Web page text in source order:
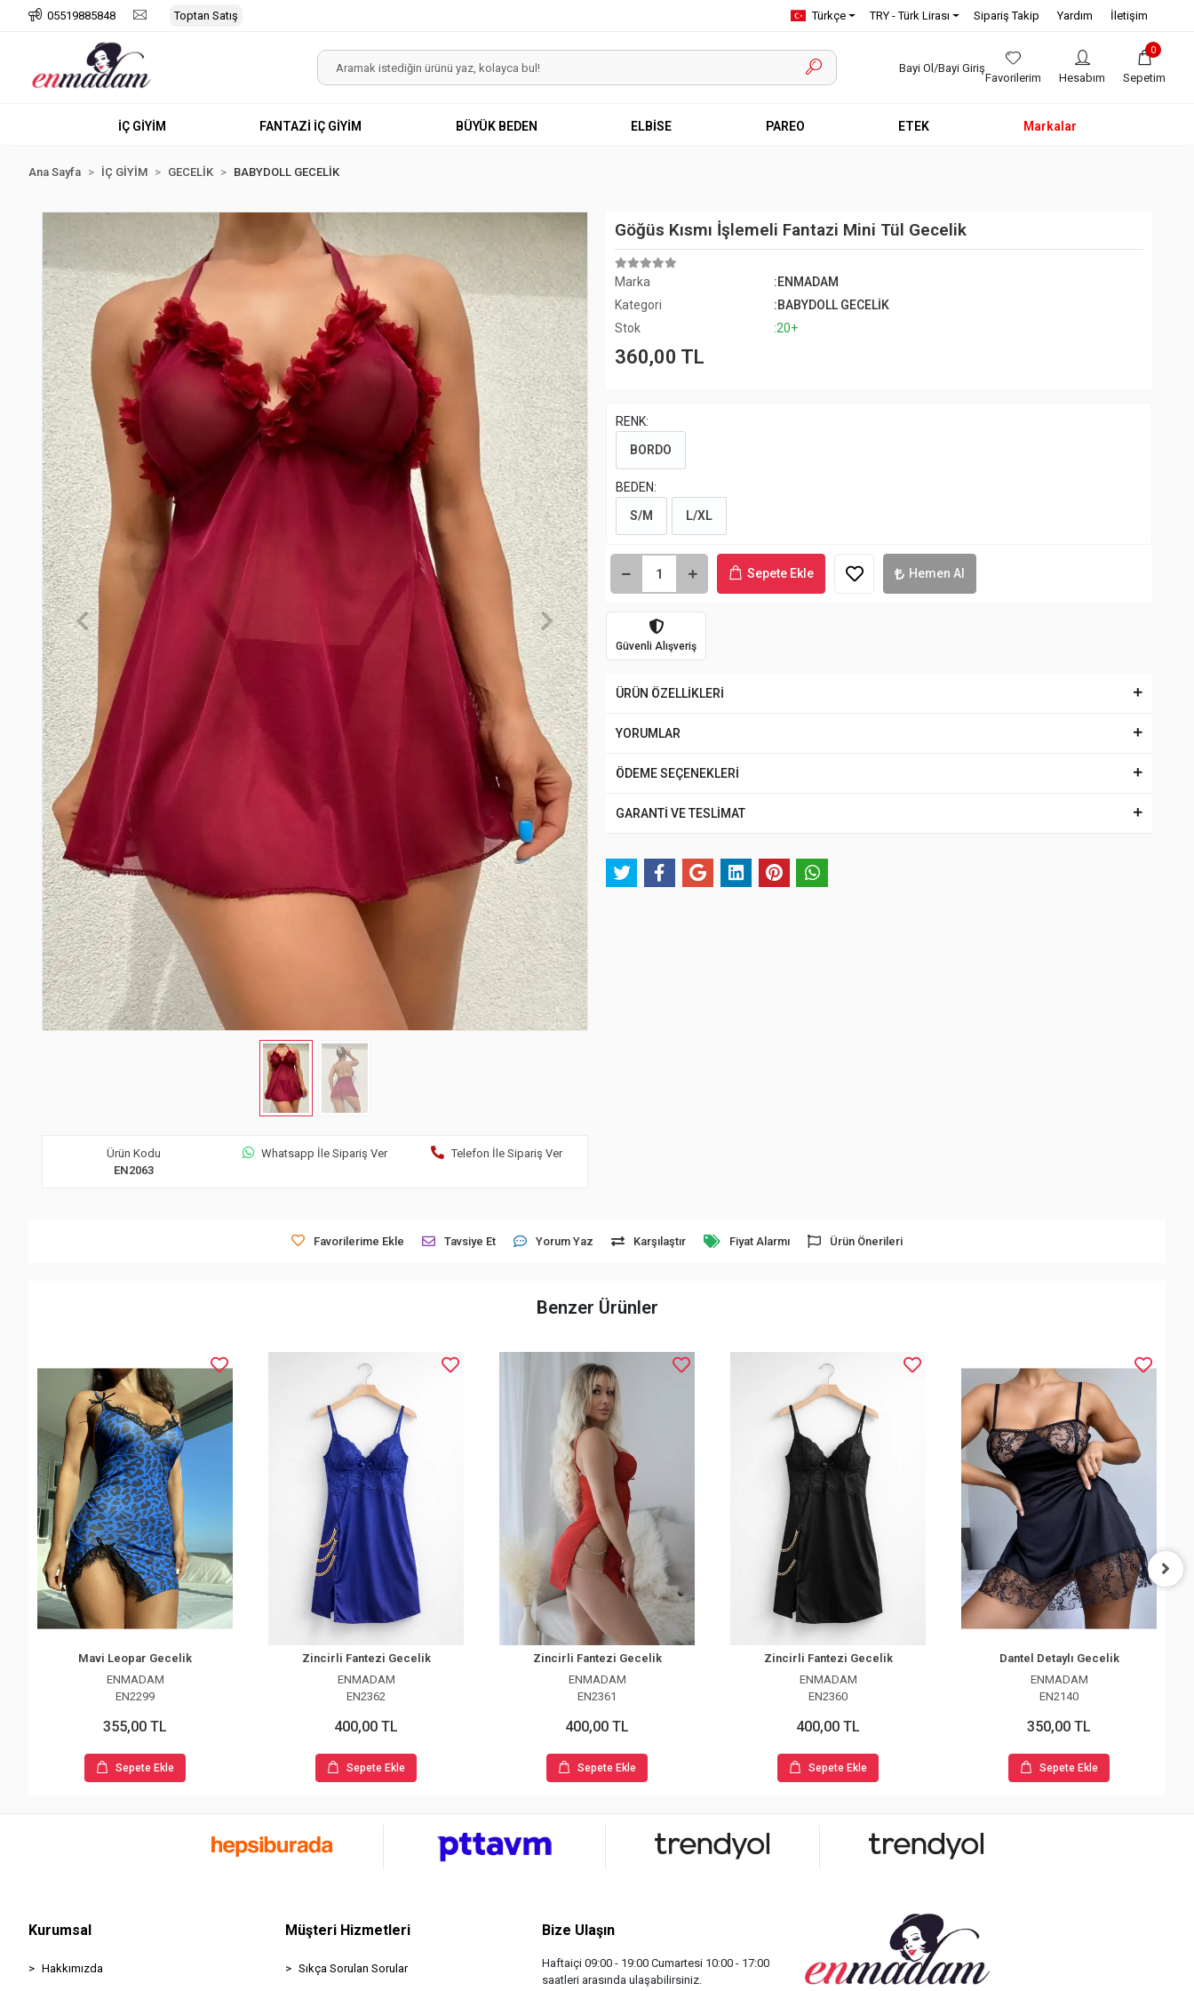
05519885848 Toptan Satış Türkçe TRY - Türk Lirası Sipariş Takip Yardım İletişim
Bayi Ol/Bayi Giriş
Favorilerim Hesabım
0
Sepetim
İÇ GİYİM FANTAZİ İÇ GİYİM BÜYÜK BEDEN ELBİSE PAREO ETEK Markalar
Ana Sayfa İÇ GİYİM GECELİK BABYDOLL GECELİK
Ürün Kodu
EN2063
Whatsapp İle Sipariş Ver Telefon İle Sipariş Ver
Göğüs Kısmı İşlemeli Fantazi Mini Tül Gecelik
Marka
:ENMADAM
Kategori
:BABYDOLL GECELİK
Stok
:20+
360,00 TL
RENK:
BORDO
BEDEN:
S/M
L/XL
Sepete Ekle Hemen Al
Güvenli Alışveriş
ÜRÜN ÖZELLİKLERİ
YORUMLAR
ÖDEME SEÇENEKLERİ
GARANTİ VE TESLİMAT
Favorilerime Ekle Tavsiye Et Yorum Yaz Karşılaştır Fiyat Alarmı Ürün Önerileri
Benzer Ürünler
Mavi Leopar Gecelik
ENMADAM
EN2299
355,00 TL
Sepete Ekle
Zincirli Fantezi Gecelik
ENMADAM
EN2362
400,00 TL
Sepete Ekle
Zincirli Fantezi Gecelik
ENMADAM
EN2361
400,00 TL
Sepete Ekle
Zincirli Fantezi Gecelik
ENMADAM
EN2360
400,00 TL
Sepete Ekle
Dantel Detaylı Gecelik
ENMADAM
EN2140
350,00 TL
Sepete Ekle
Kurumsal
Hakkımızda
Müşteri Hizmetleri
Sıkça Sorulan Sorular
Bize Ulaşın
Haftaiçi 09:00 - 19:00 Cumartesi 10:00 - 17:00
saatleri arasında ulaşabilirsiniz.